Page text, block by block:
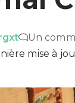
mise à
Un